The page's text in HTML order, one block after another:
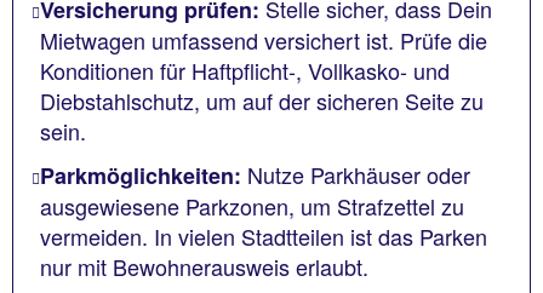
Versicherung prüfen: Stelle sicher, dass Dein
Mietwagen umfassend versichert ist. Prüfe die
Konditionen für Haftpflicht-, Vollkasko- und
Diebstahlschutz, um auf der sicheren Seite zu
sein.
Parkmöglichkeiten: Nutze Parkhäuser oder
ausgewiesene Parkzonen, um Strafzettel zu
vermeiden. In vielen Stadtteilen ist das Parken
nur mit Bewohnerausweis erlaubt.